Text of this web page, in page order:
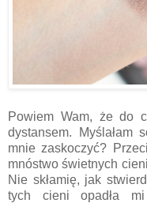
Powiem Wam, że do
dystansem. Myślałam
mnie zaskoczyć?
mnóstwo świetnych
Nie skłamię, jak
tych cieni opadła